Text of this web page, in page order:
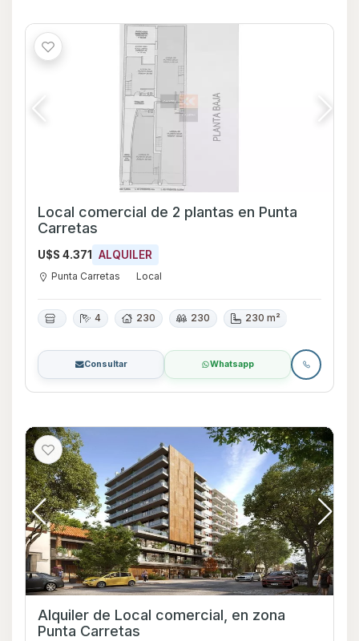
Local comercial de 2 plantas en Punta
Carretas
U$S 4.371 ALQUILER
Punta Carretas Local
4 230 230 230 m²
Consultar Whatsapp
Alquiler de Local comercial, en zona
Punta Carretas